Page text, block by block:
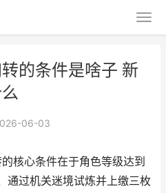
的条件是啥子 新
06-03
核心条件在于角色等级达到
通过机关迷境试炼并上缴三枚